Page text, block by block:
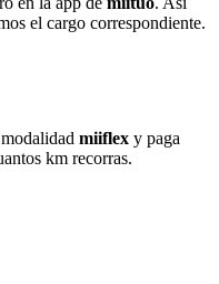
el cargo correspondiente.
miiflex y paga
km recorras.